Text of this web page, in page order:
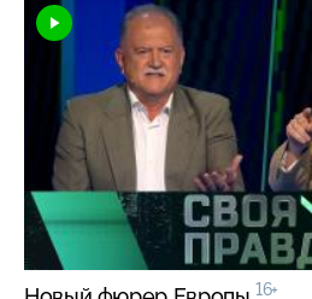
16+